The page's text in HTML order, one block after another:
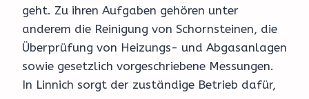
geht. Zu ihren Aufgaben gehören unter
anderem die Reinigung von Schornsteinen, die
Überprüfung von Heizungs- und Abgasanlagen
sowie gesetzlich vorgeschriebene Messungen.
In Linnich sorgt der zuständige Betrieb dafür,